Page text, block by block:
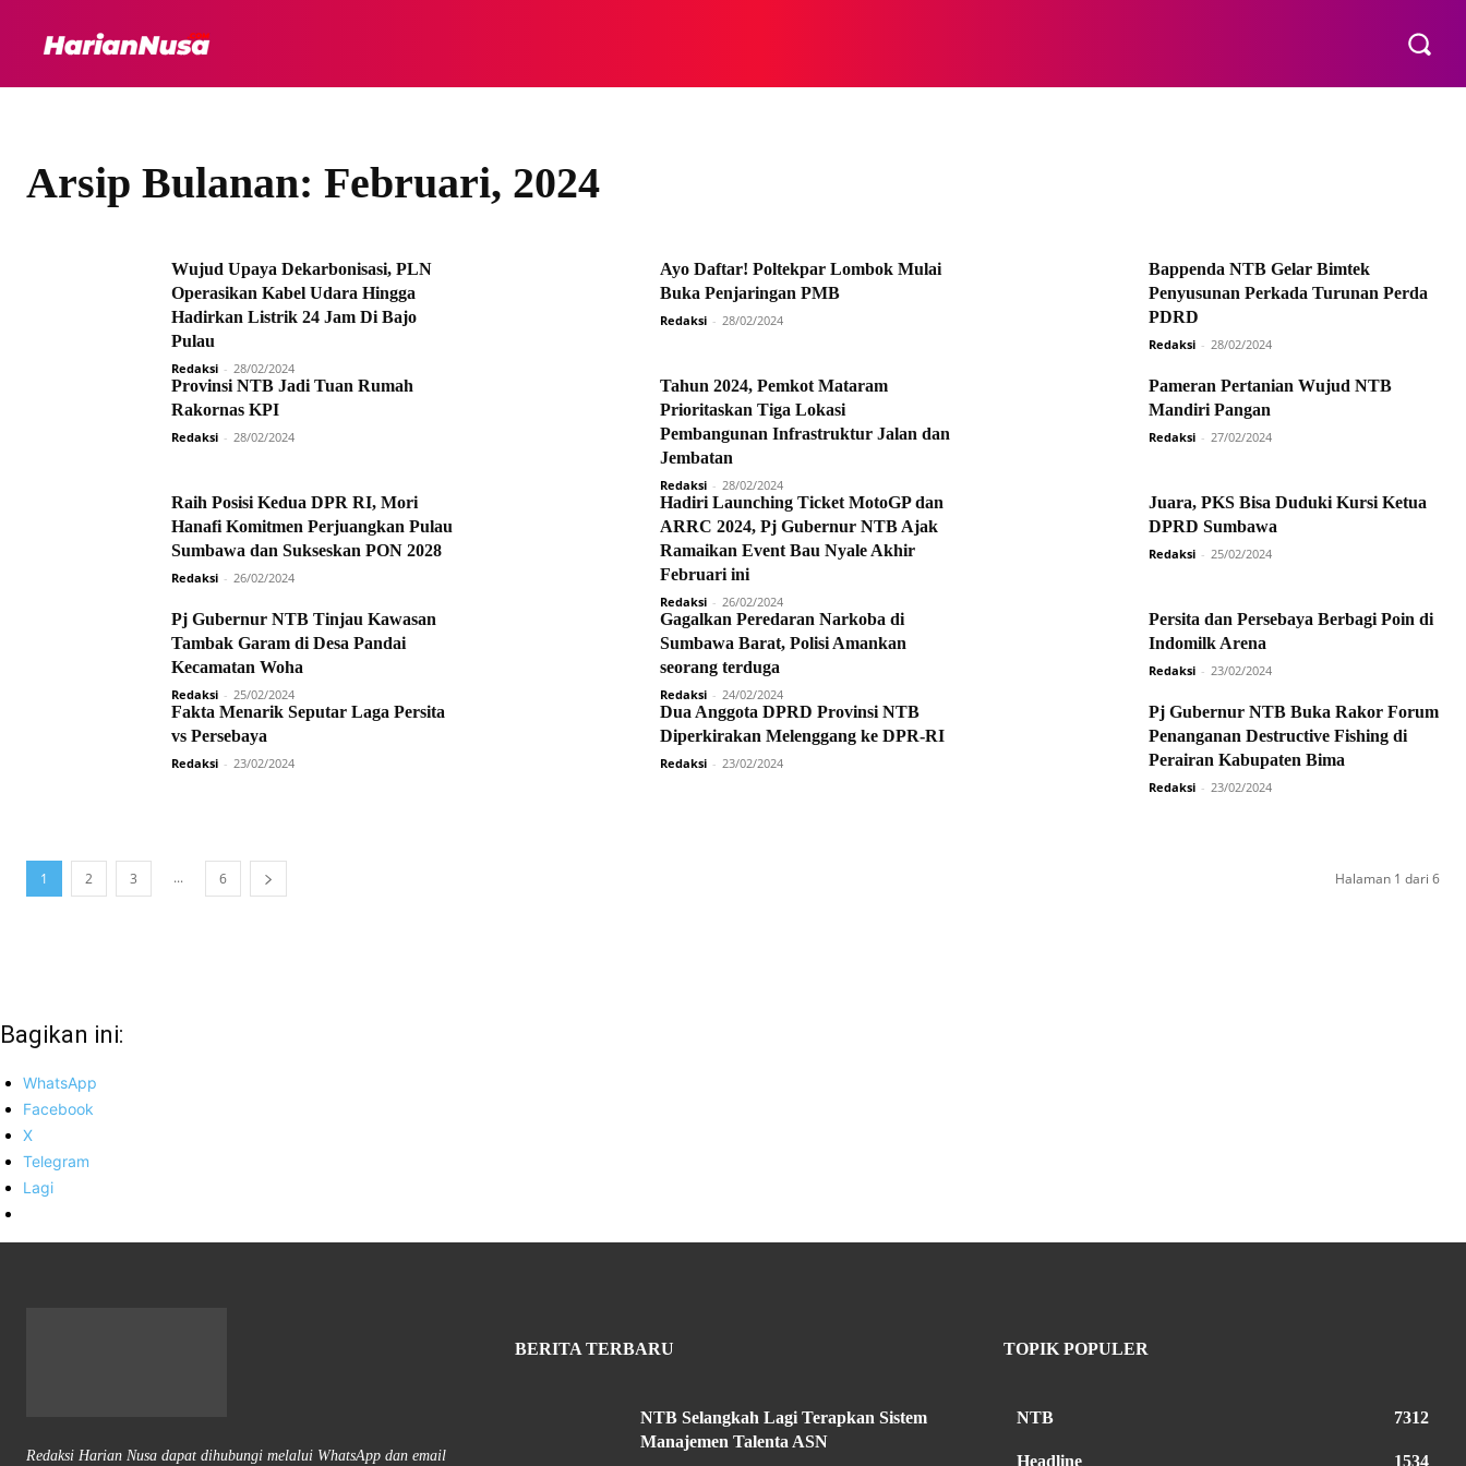
Arsip Bulanan: Februari, 2024
Wujud Upaya Dekarbonisasi, PLN
Operasikan Kabel Udara Hingga
Hadirkan Listrik 24 Jam Di Bajo
Pulau
Redaksi - 28/02/2024
Ayo Daftar! Poltekpar Lombok Mulai
Buka Penjaringan PMB
Redaksi - 28/02/2024
Bappenda NTB Gelar Bimtek
Penyusunan Perkada Turunan Perda
PDRD
Redaksi - 28/02/2024
Provinsi NTB Jadi Tuan Rumah
Rakornas KPI
Redaksi - 28/02/2024
Tahun 2024, Pemkot Mataram
Prioritaskan Tiga Lokasi
Pembangunan Infrastruktur Jalan dan
Jembatan
Redaksi - 28/02/2024
Pameran Pertanian Wujud NTB
Mandiri Pangan
Redaksi - 27/02/2024
Raih Posisi Kedua DPR RI, Mori
Hanafi Komitmen Perjuangkan Pulau
Sumbawa dan Sukseskan PON 2028
Redaksi - 26/02/2024
Hadiri Launching Ticket MotoGP dan
ARRC 2024, Pj Gubernur NTB Ajak
Ramaikan Event Bau Nyale Akhir
Februari ini
Redaksi - 26/02/2024
Juara, PKS Bisa Duduki Kursi Ketua
DPRD Sumbawa
Redaksi - 25/02/2024
Pj Gubernur NTB Tinjau Kawasan
Tambak Garam di Desa Pandai
Kecamatan Woha
Redaksi - 25/02/2024
Gagalkan Peredaran Narkoba di
Sumbawa Barat, Polisi Amankan
seorang terduga
Redaksi - 24/02/2024
Persita dan Persebaya Berbagi Poin di
Indomilk Arena
Redaksi - 23/02/2024
Fakta Menarik Seputar Laga Persita
vs Persebaya
Redaksi - 23/02/2024
Dua Anggota DPRD Provinsi NTB
Diperkirakan Melenggang ke DPR-RI
Redaksi - 23/02/2024
Pj Gubernur NTB Buka Rakor Forum
Penanganan Destructive Fishing di
Perairan Kabupaten Bima
Redaksi - 23/02/2024
1 2 3 ... 6 Halaman 1 dari 6
Bagikan ini:
WhatsApp
Facebook
X
Telegram
Lagi
Redaksi Harian Nusa dapat dihubungi melalui WhatsApp dan email
BERITA TERBARU
NTB Selangkah Lagi Terapkan Sistem
Manajemen Talenta ASN
TOPIK POPULER
NTB 7312
Headline 1534